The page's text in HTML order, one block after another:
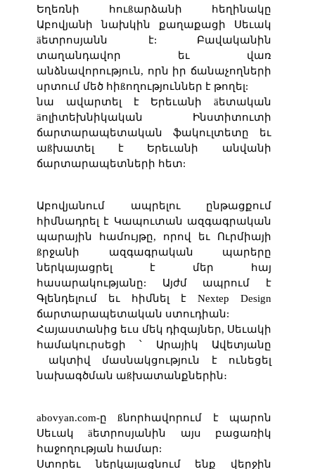
Եղեռնի հուßարձանի հեղինակը
Աբովյանի նախկին քաղաքացի Սեւակ
äետրոսյանն է: Բավականին
տաղանդավոր եւ վառ
անձնավորություն, որն իր ճանաչողների
սրտում մեծ հիßողություններ է թողել:
նա ավարտել է Երեւանի äետական
äոլիտեխնիկական Ինստիտուտի
ճարտարապետական ֆակուլտետը եւ
աßխատել է Երեւանի անվանի
ճարտարապետների հետ:
Աբովյանում ապրելու ընթացքում
հիմնադրել է Կապուտան ազգագրական
պարային համույթը, որով եւ Ուրմիայի
ßրջանի ազգագրական պարերը
ներկայացրել է մեր հայ
հասարակությանը: Այժմ ապրում է
Գլենդելում եւ հիմնել էNextep Design
ճարտարապետական ստուդիան:
Հայաստանից եւս մեկ դիզայներ, Սեւակի
համակուրսեցի ՝ Արայիկ Ավետյանը
ակտիվ մասնակցություն է ունեցել
նախագծման աßխատանքներին։
abovyan.com-ը ßնորհավորում է պարոն
Սեւակ äետրոսյանին այս բացառիկ
հաջողության համար:
Ստորեւ ներկայացնում ենք վերջին